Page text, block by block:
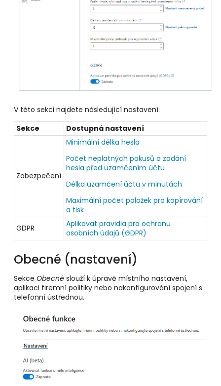
V této sekci najdete následující nastavení:
Sekce
Dostupná nastavení
Zabezpečení
Minimální délka hesla
Počet neplatných pokusů o zadání
hesla před uzamčením účtu
Délka uzamčení účtu v minutách
Maximální počet položek pro kopírování
a tisk
GDPR
Aplikovat pravidla pro ochranu
osobních údajů (GDPR)
Obecné (nastavení)
Sekce Obecné slouží k úpravě místního nastavení,
aplikaci firemní politiky nebo nakonfigurování spojení s
telefonní ústřednou.